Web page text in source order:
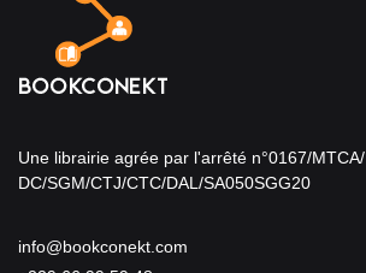
Une librairie agrée par l'arrêté n°0167/MTCA/
DC/SGM/CTJ/CTC/DAL/SA050SGG20
info@bookconekt.com